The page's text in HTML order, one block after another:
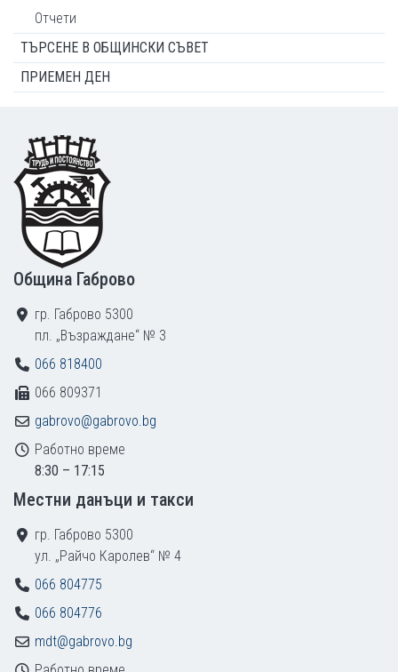
Отчети
ТЪРСЕНЕ В ОБЩИНСКИ СЪВЕТ
ПРИЕМЕН ДЕН
Footer
Община Габрово
гр. Габрово 5300
пл. „Възраждане“ № 3
066 818400
066 809371
gabrovo@gabrovo.bg
Работно време
8:30 – 17:15
Местни данъци и такси
гр. Габрово 5300
ул. „Райчо Каролев“ № 4
066 804775
066 804776
mdt@gabrovo.bg